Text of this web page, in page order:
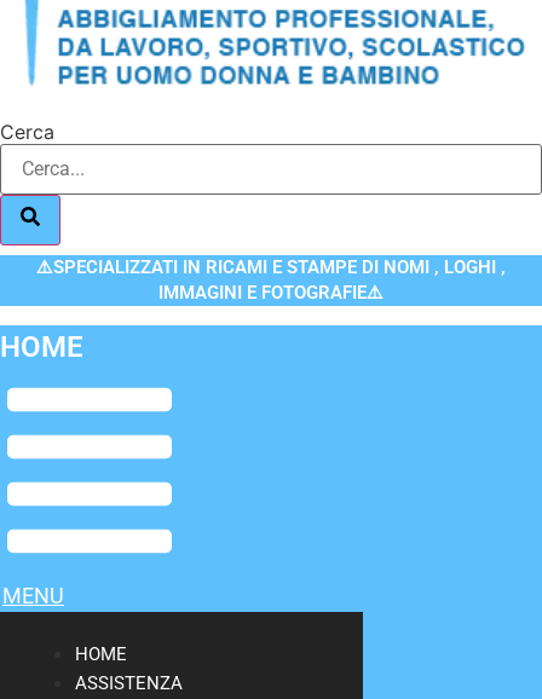
Cerca
⚠️SPECIALIZZATI IN RICAMI E STAMPE DI NOMI , LOGHI ,
IMMAGINI E FOTOGRAFIE⚠️
HOME
Flyout
Menu
MENU
HOME
ASSISTENZA